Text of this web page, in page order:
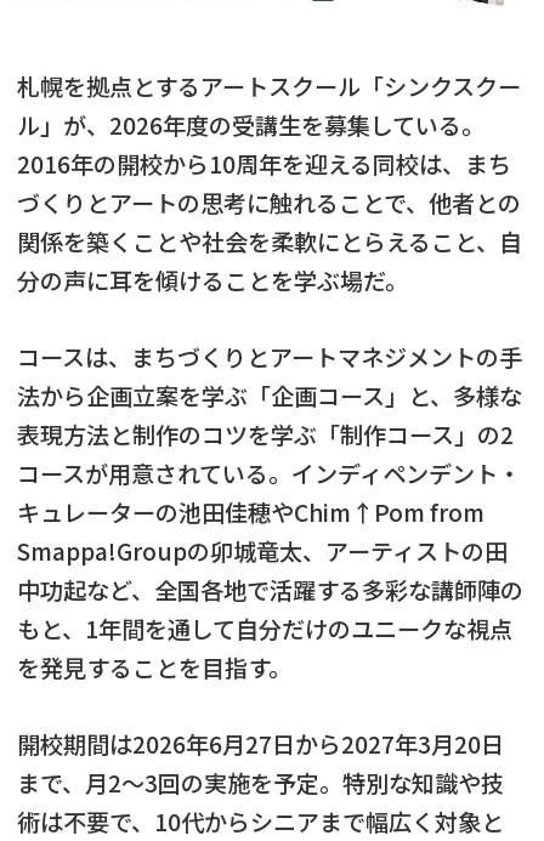
札幌を拠点とするアートスクール「シンクスクー
ル」が、2026年度の受講生を募集している。
2016年の開校から10周年を迎える同校は、まち
づくりとアートの思考に触れることで、他者との
関係を築くことや社会を柔軟にとらえること、自
分の声に耳を傾けることを学ぶ場だ。
コースは、まちづくりとアートマネジメントの手
法から企画立案を学ぶ「企画コース」と、多様な
表現方法と制作のコツを学ぶ「制作コース」の2
コースが用意されている。インディペンデント・
キュレーターの池田佳穂やChim↑Pom from
Smappa!Groupの卯城竜太、アーティストの田
中功起など、全国各地で活躍する多彩な講師陣の
もと、1年間を通して自分だけのユニークな視点
を発見することを目指す。
開校期間は2026年6月27日から2027年3月20日
まで、月2～3回の実施を予定。特別な知識や技
術は不要で、10代からシニアまで幅広く対象と